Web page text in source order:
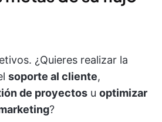
¿Quieres realizar la
soporte al cliente,
de proyectos u optimizar
?